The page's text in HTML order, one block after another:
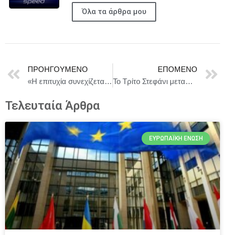
Όλα τα άρθρα μου
ΠΡΟΗΓΟΎΜΕΝΟ
«Η επιτυχία συνεχίζεται: “Ένας καταπληκτικός καταθλιπτικός” για 2η χρονιά στο ART 63»
ΕΠΌΜΕΝΟ
Το Τρίτο Στεφάνι μεταφέρεται σε νέα στέγη λόγω μεγάλης προσέλευσης στο ΣΥΓΧΡΟΝΟ ΘΕΑΤΡΟ
Τελευταία Άρθρα
ΕΥΡΩΠΑΪΚΉ ΈΝΩΣΗ